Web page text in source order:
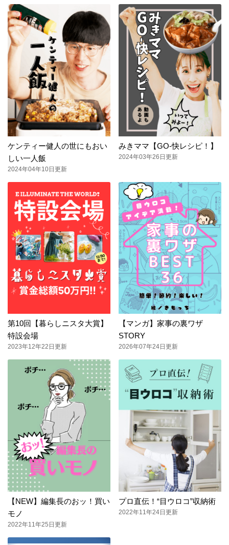
ケンティー健人の世にもおい
しい一人飯
2024年04年10日更新
みきママ【GO-快レシピ！】
2024年03年26日更新
第10回【暮らしニスタ大賞】
特設会場
2023年12年22日更新
【マンガ】家事の裏ワザ
STORY
2026年07年24日更新
【NEW】編集長のおッ！買い
モノ
2022年11年25日更新
プロ直伝！“目ウロコ”収納術
2022年11年24日更新